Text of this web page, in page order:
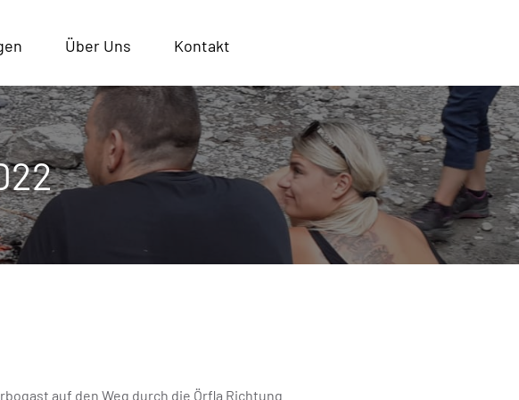
Über Uns Kontakt
auf den Weg durch die Örfla Richtung